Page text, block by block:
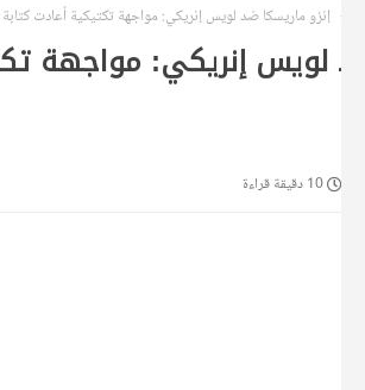
إنزو ماريسكا ضد لويس إنريكي: مواجهة تكتيكية أعادت كتابة
لويس إنريكي: مواجهة
10 دقيقة قراءة